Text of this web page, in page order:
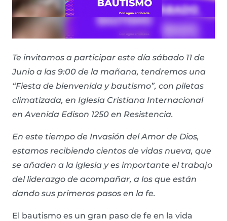
Te invitamos a participar este día sábado 11 de
Junio a las 9:00 de la mañana, tendremos una
“Fiesta de bienvenida y bautismo”, con piletas
climatizada, en Iglesia Cristiana Internacional
en Avenida Edison 1250 en Resistencia.
En este tiempo de Invasión del Amor de Dios,
estamos recibiendo cientos de vidas nueva, que
se añaden a la iglesia y es importante el trabajo
del liderazgo de acompañar, a los que están
dando sus primeros pasos en la fe.
El bautismo es un gran paso de fe en la vida